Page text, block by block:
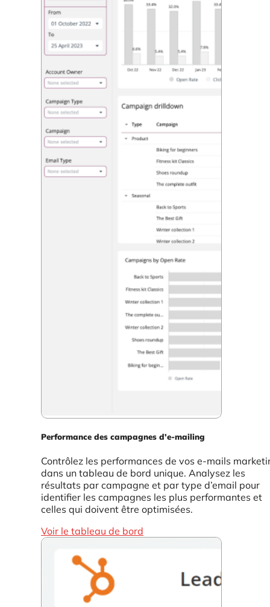
Performance des campagnes d’e-mailing
Contrôlez les performances de vos e-mails
dans un tableau de bord unique. Analysez les
résultats par campagne et par type d’email pour
identifier les campagnes les plus performantes et
celles qui doivent être optimisées.
Voir le tableau de bord